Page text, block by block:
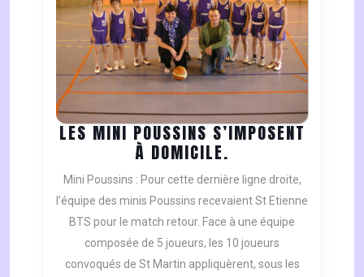
LES MINI POUSSINS S’IMPOSENT
À DOMICILE.
MINI
POUSSINS
S’IMPOSENT
À
DOMICILE.
Mini Poussins : Pour cette dernière ligne droite,
l’équipe des minis Poussins recevaient St Etienne
BTS pour le match retour. Face à une équipe
composée de 5 joueurs, les 10 joueurs
convoqués de St Martin appliquèrent, sous les